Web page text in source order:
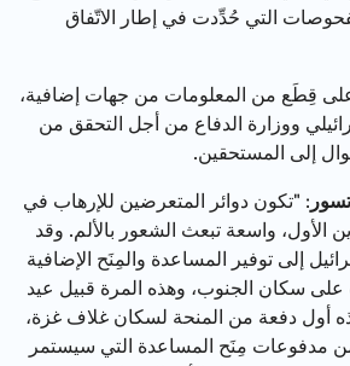
التي حُدِّدت في إطار الاتّفاق
قِطَع من المعلومات من جهات إضافية،
ووزارة الدفاع من أجل التحقق من
إلى المستحقين.
: "تكون دوائر المتعرضين للإرهاب في
واسعة تبعث الشعور بالألم. وقد
إلى توفير المساعدة والمِنَح الإضافية
سكان الجنوب، وهذه المرة قبيل عيد
أول دفعة من المنحة لسكان غلاف غزة،
مدفوعات مِنَح المساعدة التي سيستمر